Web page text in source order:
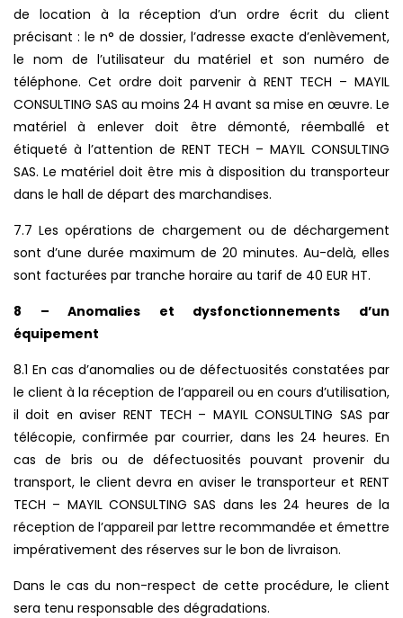
de location à la réception d’un ordre écrit du client
précisant : le n° de dossier, l’adresse exacte d’enlèvement,
le nom de l’utilisateur du matériel et son numéro de
téléphone. Cet ordre doit parvenir à RENT TECH – MAYIL
CONSULTING SAS au moins 24 H avant sa mise en œuvre. Le
matériel à enlever doit être démonté, réemballé et
étiqueté à l’attention de RENT TECH – MAYIL CONSULTING
SAS. Le matériel doit être mis à disposition du transporteur
dans le hall de départ des marchandises.
7.7 Les opérations de chargement ou de déchargement
sont d’une durée maximum de 20 minutes. Au-delà, elles
sont facturées par tranche horaire au tarif de 40 EUR HT.
8 – Anomalies et dysfonctionnements d’un
équipement
8.1 En cas d’anomalies ou de défectuosités constatées par
le client à la réception de l’appareil ou en cours d’utilisation,
il doit en aviser RENT TECH – MAYIL CONSULTING SAS par
télécopie, confirmée par courrier, dans les 24 heures. En
cas de bris ou de défectuosités pouvant provenir du
transport, le client devra en aviser le transporteur et RENT
TECH – MAYIL CONSULTING SAS dans les 24 heures de la
réception de l’appareil par lettre recommandée et émettre
impérativement des réserves sur le bon de livraison.
Dans le cas du non-respect de cette procédure, le client
sera tenu responsable des dégradations.